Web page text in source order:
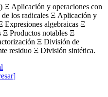
Ξ Aplicación y operaciones con
de los radicales Ξ Aplicación y
Expresiones algebraicas Ξ
Ξ Productos notables Ξ
Ξ División de
residuo Ξ División sintética.